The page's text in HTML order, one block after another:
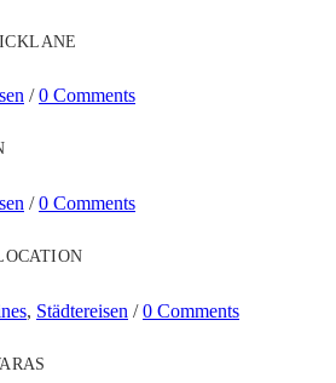
/0 Comments
/0 Comments
, Städtereisen /0 Comments